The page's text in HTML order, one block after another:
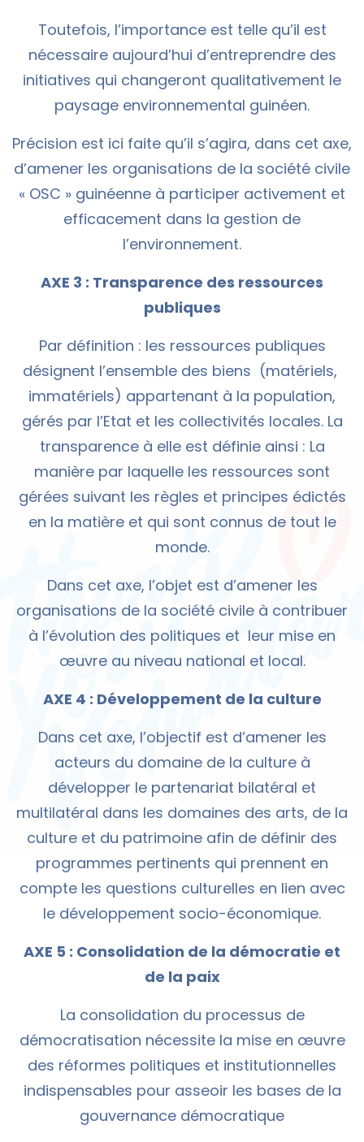
Toutefois, l’importance est telle qu’il est
nécessaire aujourd’hui d’entreprendre des
initiatives qui changeront qualitativement le
paysage environnemental guinéen.
Précision est ici faite qu’il s’agira, dans cet axe,
d’amener les organisations de la société civile
« OSC » guinéenne à participer activement et
efficacement dans la gestion de
l’environnement.
AXE 3 : Transparence des ressources
publiques
Par définition : les ressources publiques
désignent l’ensemble des biens (matériels,
immatériels) appartenant à la population,
gérés par l’Etat et les collectivités locales. La
transparence à elle est définie ainsi : La
manière par laquelle les ressources sont
gérées suivant les règles et principes édictés
en la matière et qui sont connus de tout le
monde.
Dans cet axe, l’objet est d’amener les
organisations de la société civile à contribuer
à l’évolution des politiques et leur mise en
œuvre au niveau national et local.
AXE 4 : Développement de la culture
Dans cet axe, l’objectif est d’amener les
acteurs du domaine de la culture à
développer le partenariat bilatéral et
multilatéral dans les domaines des arts, de la
culture et du patrimoine afin de définir des
programmes pertinents qui prennent en
compte les questions culturelles en lien avec
le développement socio-économique.
AXE 5 : Consolidation de la démocratie et
de la paix
La consolidation du processus de
démocratisation nécessite la mise en œuvre
des réformes politiques et institutionnelles
indispensables pour asseoir les bases de la
gouvernance démocratique